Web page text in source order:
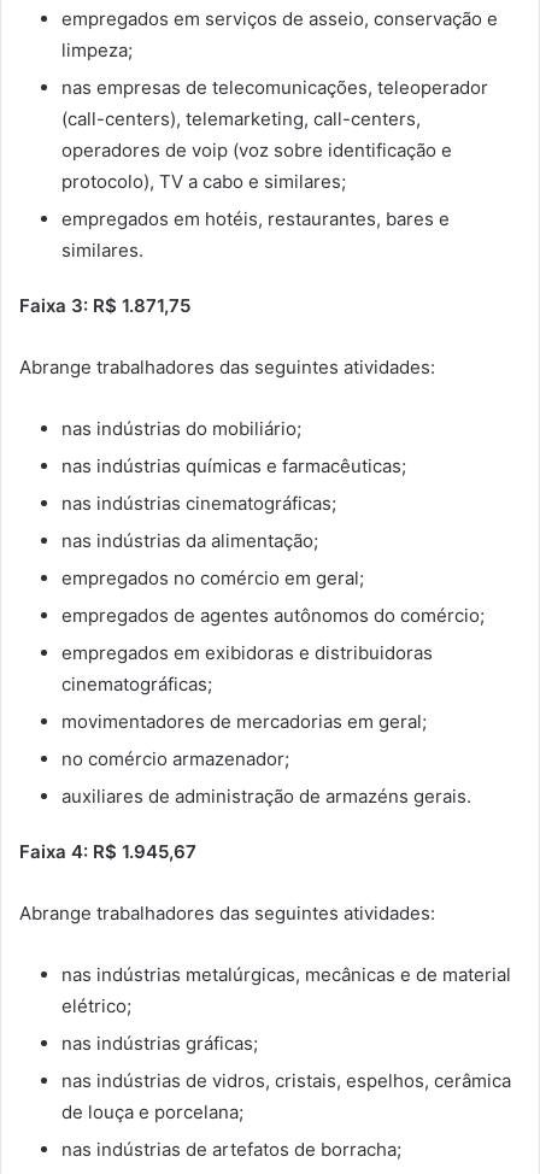
empregados em serviços de asseio, conservação e
limpeza;
nas empresas de telecomunicações, teleoperador
(call-centers), telemarketing, call-centers,
operadores de voip (voz sobre identificação e
protocolo), TV a cabo e similares;
empregados em hotéis, restaurantes, bares e
similares.
Faixa 3: R$ 1.871,75
Abrange trabalhadores das seguintes atividades:
nas indústrias do mobiliário;
nas indústrias químicas e farmacêuticas;
nas indústrias cinematográficas;
nas indústrias da alimentação;
empregados no comércio em geral;
empregados de agentes autônomos do comércio;
empregados em exibidoras e distribuidoras
cinematográficas;
movimentadores de mercadorias em geral;
no comércio armazenador;
auxiliares de administração de armazéns gerais.
Faixa 4: R$ 1.945,67
Abrange trabalhadores das seguintes atividades:
nas indústrias metalúrgicas, mecânicas e de material
elétrico;
nas indústrias gráficas;
nas indústrias de vidros, cristais, espelhos, cerâmica
de louça e porcelana;
nas indústrias de artefatos de borracha;